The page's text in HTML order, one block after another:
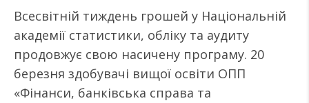
Всесвітній тиждень грошей у Національній
академії статистики, обліку та аудиту
продовжує свою насичену програму. 20
березня здобувачі вищої освіти ОПП
«Фінанси, банківська справа та